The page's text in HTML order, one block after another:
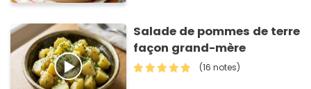
Salade de pommes de terre
façon grand-mère
(16 notes)